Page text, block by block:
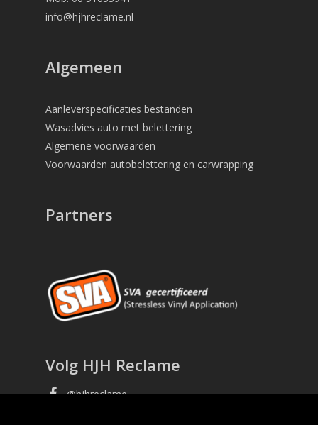
info@hjhreclame.nl
Algemeen
Aanleverspecificaties bestanden
Wasadvies auto met belettering
Algemene voorwaarden
Voorwaarden autobelettering en carwrapping
Partners
Volg HJH Reclame
facebook
@hjhreclame